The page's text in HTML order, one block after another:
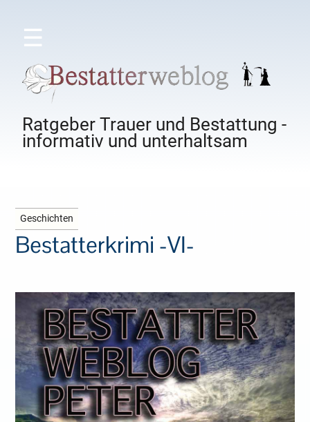
☰
Ratgeber Trauer und Bestattung -
informativ und unterhaltsam
Geschichten
Bestatterkrimi -VI-